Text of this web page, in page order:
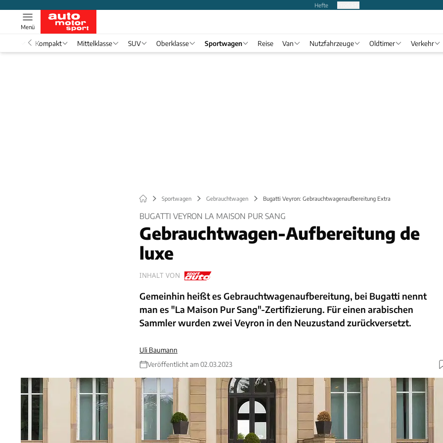
Hefte
Menü
Kompakt Mittelklasse SUV Oberklasse Sportwagen Reise Van Nutzfahrzeuge Oldtimer Verkehr
Sportwagen Gebrauchtwagen Bugatti Veyron: Gebrauchtwagenaufbereitung Extra
BUGATTI VEYRON LA MAISON PUR SANG
Gebrauchtwagen-Aufbereitung de
luxe
INHALT VON
Gemeinhin heißt es Gebrauchtwagenaufbereitung, bei Bugatti nennt
man es "La Maison Pur Sang"-Zertifizierung. Für einen arabischen
Sammler wurden zwei Veyron in den Neuzustand zurückversetzt.
Uli Baumann
Veröffentlicht am 02.03.2023